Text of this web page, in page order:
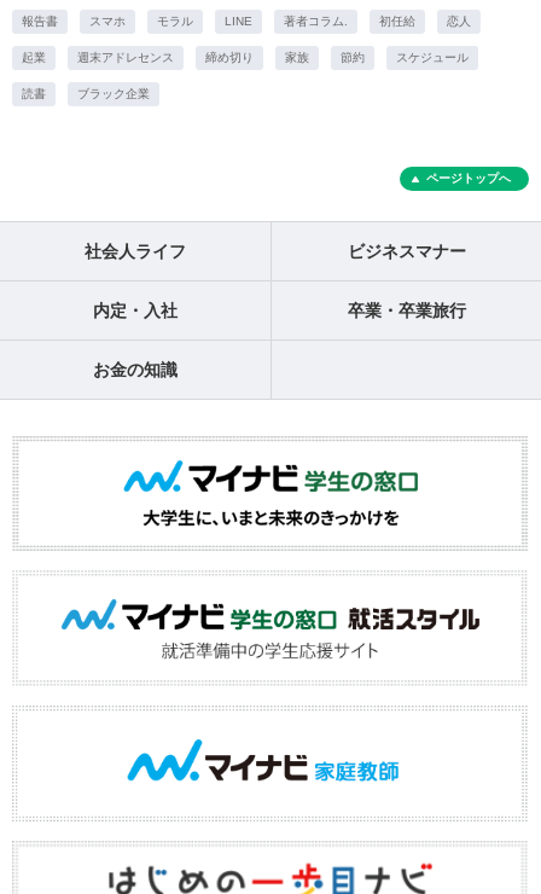
報告書 スマホ モラル LINE 著者コラム. 初任給 恋人
起業 週末アドレセンス 締め切り 家族 節約 スケジュール
読書 ブラック企業
ページトップへ
社会人ライフ ビジネスマナー
内定・入社 卒業・卒業旅行
お金の知識